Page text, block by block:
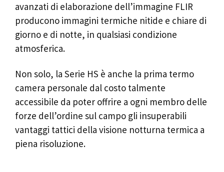
avanzati di elaborazione dell’immagine FLIR
producono immagini termiche nitide e chiare di
giorno e di notte, in qualsiasi condizione
atmosferica.
Non solo, la Serie HS è anche la prima termo
camera personale dal costo talmente
accessibile da poter offrire a ogni membro delle
forze dell’ordine sul campo gli insuperabili
vantaggi tattici della visione notturna termica a
piena risoluzione.